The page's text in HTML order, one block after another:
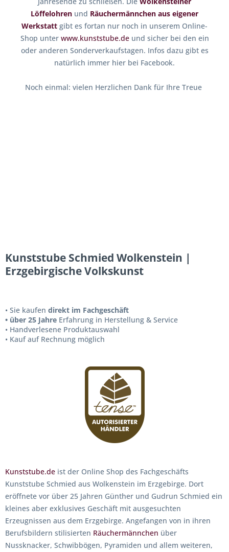
Kunststube Schmied Wolkenstein |
Erzgebirgische Volkskunst
• Sie kaufen direkt im Fachgeschäft
• über 25 Jahre Erfahrung in Herstellung & Service
• Handverlesene Produktauswahl
• Kauf auf Rechnung möglich
Kunststube.de ist der Online Shop des Fachgeschäfts
Kunststube Schmied aus Wolkenstein im Erzgebirge. Dort
eröffnete vor über 25 Jahren Günther und Gudrun Schmied ein
kleines aber exklusives Geschäft mit ausgesuchten
Erzeugnissen aus dem Erzgebirge. Angefangen von in ihren
Berufsbildern stilisierten Räuchermännchen über
Nussknacker, Schwibbögen, Pyramiden und allem weiteren,
Löffelohren und Räuchermännchen aus eigener
Werkstatt gibt es fortan nur noch in unserem Online-
Shop unter www.kunststube.deund sicher bei den ein
oder anderen Sonderverkaufstagen. Infos dazu gibt es
natürlich immer hier bei Facebook.
Noch einmal: vielen Herzlichen Dank für Ihre Treue